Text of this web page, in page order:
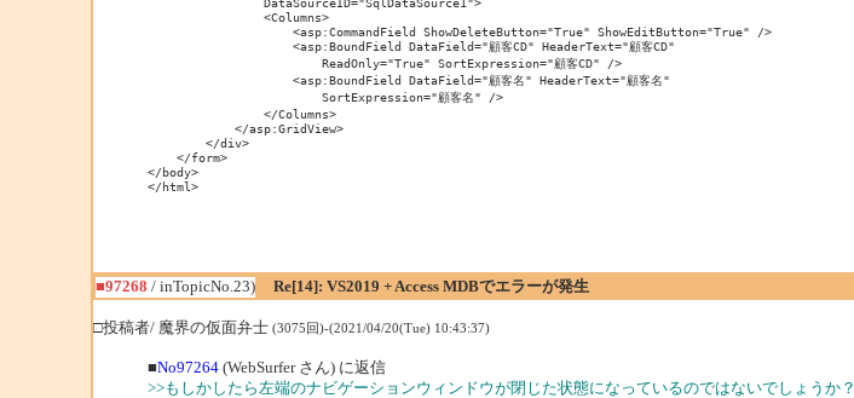
                <Columns>
                    <asp:CommandField ShowDeleteButton="True" ShowEditButton="True" />
                    <asp:BoundField DataField="顧客CD" HeaderText="顧客CD"
                        ReadOnly="True" SortExpression="顧客CD" />
                    <asp:BoundField DataField="顧客名" HeaderText="顧客名"
                        SortExpression="顧客名" />
                </Columns>
            </asp:GridView>
        </div>
    </form>
</body>
</html>
■97268 / inTopicNo.23)
Re[14]: VS2019 + Access MDBでエラーが発生
□投稿者/ 魔界の仮面弁士 (3075回)-(2021/04/20(Tue) 10:43:37)
■No97264(WebSurfer さん) に返信
>>もしかしたら左端のナビゲーションウィンドウが閉じた状態になっているのではないでしょうか？